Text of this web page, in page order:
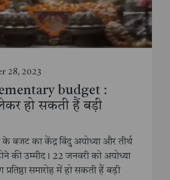
28, 2023
budget :
हो सकती हैं बड़ी
बजट का केंद्र बिंदु अयोध्या और तीर्थ
की उम्मीद। 22 जनवरी को अयोध्या
प्रतिष्ठा समारोह में हो सकती हैं बड़ी